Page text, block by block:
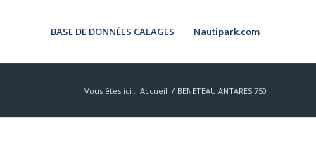
BASE DE DONNÉES CALAGES Nautipark.com
Vous êtes ici : Accueil / BENETEAU ANTARES 750